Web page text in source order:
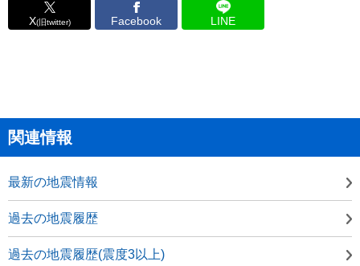
X(旧twitter) Facebook LINE
関連情報
最新の地震情報
過去の地震履歴
過去の地震履歴(震度3以上)